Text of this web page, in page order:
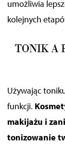
umożliwia
kolejnych
TONIK A
Używając
funkcji.
makijażu i
tonizowanie